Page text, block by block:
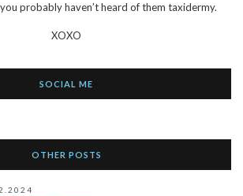
probably haven’t heard of them taxidermy.
XOXO
SOCIAL ME
OTHER POSTS